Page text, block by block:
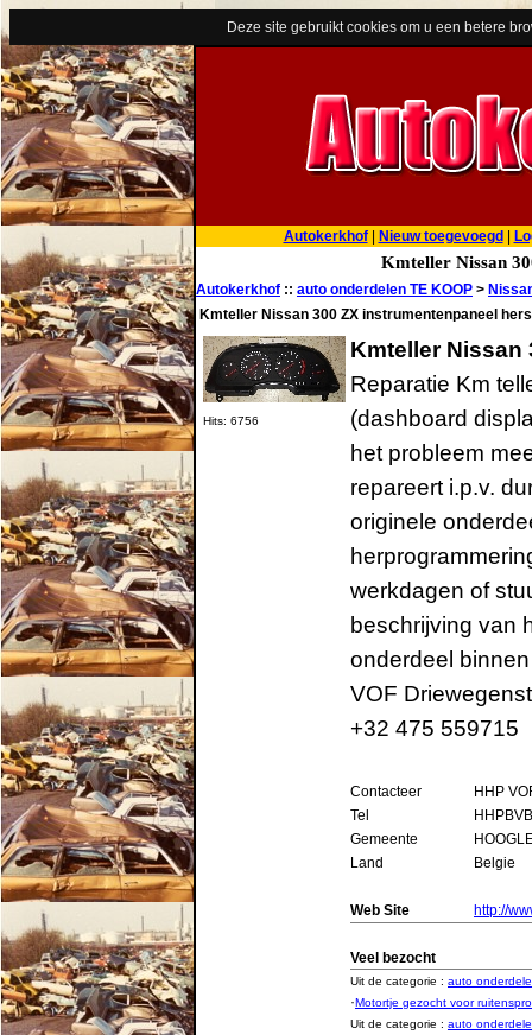
Deze site gebruikt cookies om u een betere
Autokerkhof| Nieuw toegevoegd
Kmteller Nissan
Autokerkhof :: auto onderdelen TE KOOP >
Kmteller Nissan 300 ZX instrumentenpaneel
Hits: 6756
Kmteller Nissan
Reparatie Km
(dashboard
het probleem
repareert i.p.v.
originele
werkdagen of
beschrijving van
onderdeel
VOF
+32 475 559715
Contacteer
HHP
Tel
Gemeente
Land
Belgie
Web Site http://
Veel bezocht
Uit de categorie : auto
·Motortje gezocht voor
Uit de categorie : auto